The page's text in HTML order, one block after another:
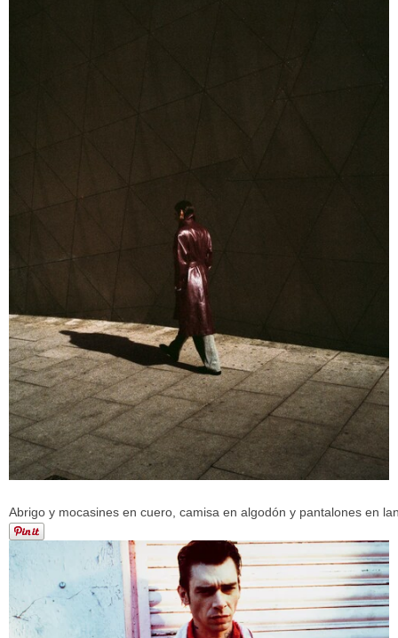
Abrigo y mocasines en cuero, camisa en algodón y pantalones en